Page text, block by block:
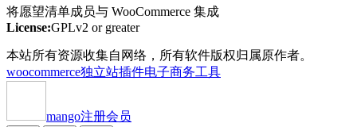
将愿望清单成员与 WooCommerce 集成
License:GPLv2 or greater
本站所有资源收集自网络，所有软件版权归属原作者。
woocommerce独立站插件电子商务工具
mango注册会员